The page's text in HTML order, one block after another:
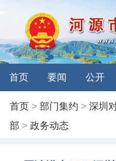
首页 要闻 公开
首页 >部门集约 >深圳
部 >政务动态